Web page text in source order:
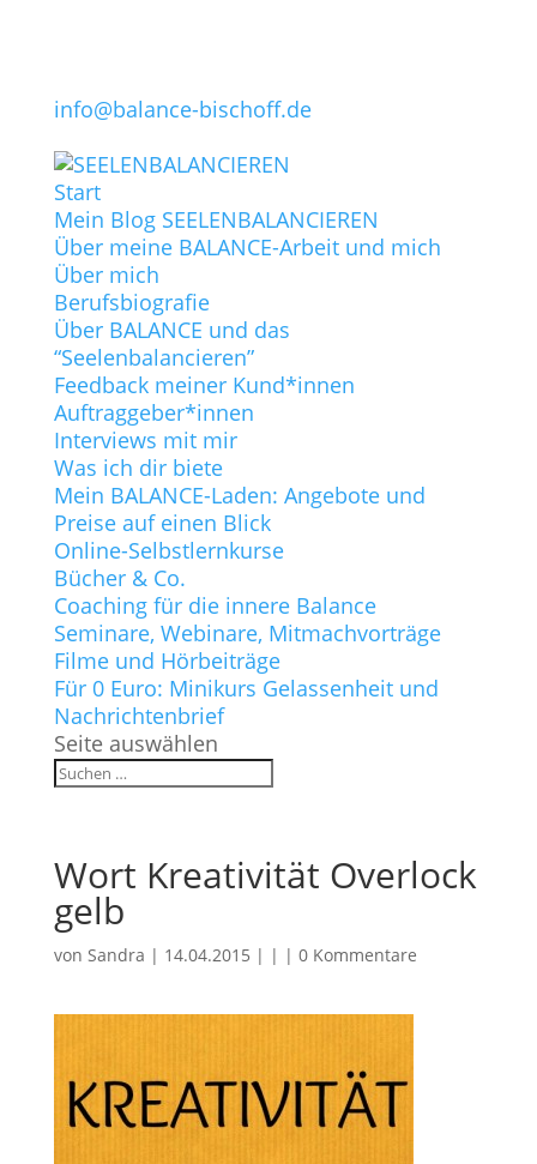
info@balance-bischoff.de
Start
Mein Blog SEELENBALANCIEREN
Über meine BALANCE-Arbeit und mich
Über mich
Berufsbiografie
Über BALANCE und das
“Seelenbalancieren”
Feedback meiner Kund*innen
Auftraggeber*innen
Interviews mit mir
Was ich dir biete
Mein BALANCE-Laden: Angebote und
Preise auf einen Blick
Online-Selbstlernkurse
Bücher & Co.
Coaching für die innere Balance
Seminare, Webinare, Mitmachvorträge
Filme und Hörbeiträge
Für 0 Euro: Minikurs Gelassenheit und
Nachrichtenbrief
Seite auswählen
Wort Kreativität Overlock
gelb
von Sandra | 14.04.2015 | | | 0 Kommentare